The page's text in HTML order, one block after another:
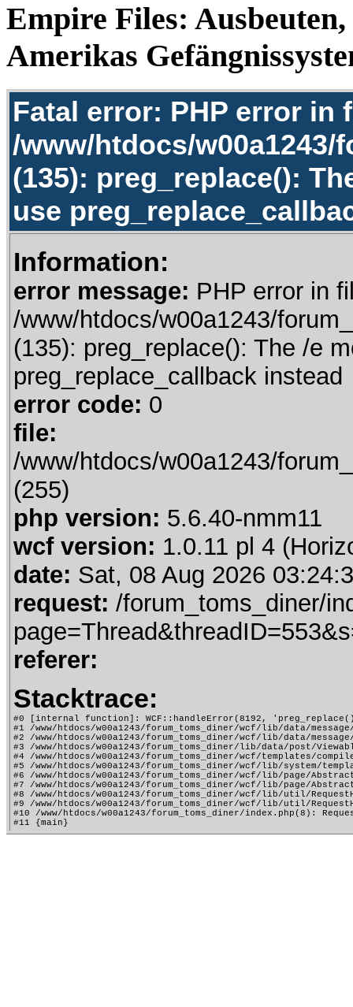
Empire Files:
Amerikas
Fatal error: PHP error in
/www/htdocs/
(135): preg_replace():
use
Information:
error message: PHP error in
/www/htdocs/w00a1243/
(135): preg_replace(): The /e
preg_replace_callback instead
error code: 0
file:
/www/htdocs/w00a1243/
(255)
php version: 5.6.40-nmm11
wcf version: 1.0.11 pl 4
date: Sat, 08 Aug 2026
request: /forum_toms_diner/
referer:
Stacktrace:
#0 [internal function]: WCF::handleError(8192,
#1 /www/htdocs/w00a1243/forum_toms_diner/wcf/lib/data/
#2 /www/htdocs/w00a1243/forum_toms_diner/wcf/lib/data/
#3 /www/htdocs/w00a1243/forum_toms_diner/lib/data/post/
#4 /www/htdocs/w00a1243/forum_toms_diner/wcf/templates/
#5 /www/htdocs/w00a1243/forum_toms_diner/wcf/lib/system/
#6 /www/htdocs/w00a1243/forum_toms_diner/wcf/lib/page/
#7 /www/htdocs/w00a1243/forum_toms_diner/wcf/lib/page/
#8 /www/htdocs/w00a1243/forum_toms_diner/wcf/lib/util/
#9 /www/htdocs/w00a1243/forum_toms_diner/wcf/lib/util/
#10 /www/htdocs/w00a1243/forum_toms_diner/index.php(8):
#11 {main}